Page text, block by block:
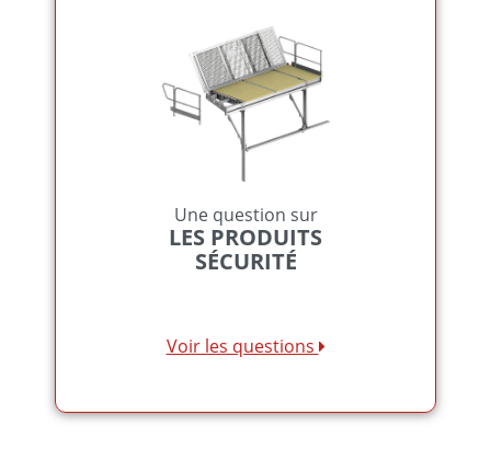
Une question sur
LES PRODUITS
SÉCURITÉ
Voir les questions